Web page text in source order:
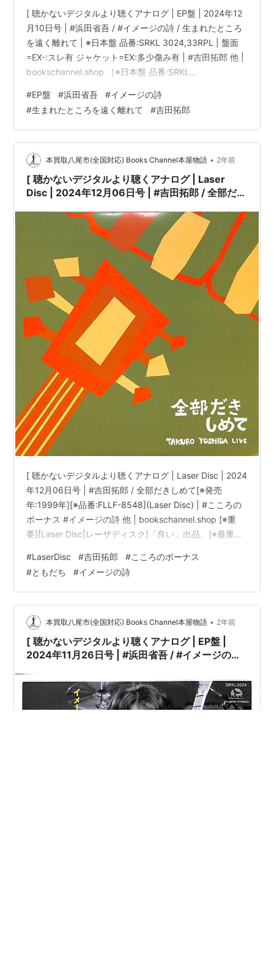
[ 聴かないデジタルより聴くアナログ | EP盤 | 2024年12
月10日号 | #浜田省吾 / #イメージの詩 / 生まれたところ
を遠く離れて | ※日本盤 品番:SRKL 3024,33RPL | 盤面
=EX-:スレ有 ジャケット=EX:多少傷み有 | #吉田拓郎 他 |
bookschannel.shop ［※日本盤 品番:SRKL
=EX:多少傷み有|二ヶ所、小さい凹みキズ有］［※ビニー
ル外袋 保護袋を新品交換して配送致します］［店舗併売
の為、時間差で売切れの場合がございます。何卒ご了承
の上ご注文をお願い申し上げます］ […
#EP盤 #浜田省吾 #イメージの詩
#生まれたところを遠く離れて #吉田拓郎
本買取八尾市(全国対応) Books Channel本屋物語 • 2年前
[ 聴かないデジタルより聴くアナログ | Laser
Disc | 2024年12月06日号 | #吉田拓郎 / 全部だき
(Laser Disc) | #こころのボーナス #イメージの詩
[ 聴かないデジタルより聴くアナログ | Laser Disc | 2024
年12月06日号 | #吉田拓郎 / 全部だきしめて[※発売
年:1999年][※品番:FLLF-8548](Laser Disc) | #こころの
ボーナス #イメージの詩 他 | bookschannel.shop [※重
要][Laser Disc|レーザディスク]「良い」出品。[※最重要|
す。[※注意]DVD/Blu-ray Disc/LPレコードではございま
せん。][※発売年:1999年][※品番:FLLF-8548][※会社:フォ
ーライフレコード][※E…
#LaserDisc #吉田拓郎 #こころのボーナス
#ともだち #イメージの詩
本買取八尾市(全国対応) Books Channel本屋物語 • 2年前
[ 聴かないデジタルより聴くアナログ | EP盤 |
2024年11月26日号 | #浜田省吾 / #イメージの詩 /
番:SRKL 3024,33RPL | 盤面=EX-:スレ有 ジャケ
ット=EX:多少傷み有 | #吉田拓郎 他 |